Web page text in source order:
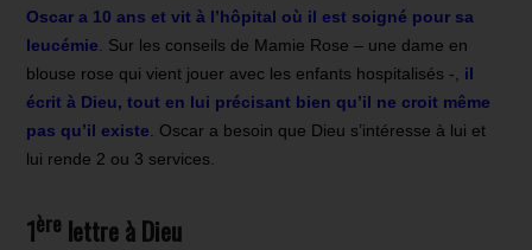
Oscar a 10 ans et vit à l’hôpital où il est soigné pour sa
leucémie . Sur les conseils de Mamie Rose – une dame en
blouse rose qui vient jouer avec les enfants hospitalisés -, il
écrit à Dieu, tout en lui précisant bien qu’il ne croit même
pas qu’il existe . Oscar a besoin que Dieu s’intéresse à lui et
lui rende 2 ou 3 services.
1ère lettre à Dieu